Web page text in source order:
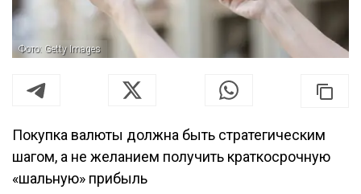
Фото: Getty Images
Покупка валюты должна быть стратегическим
шагом, а не желанием получить краткосрочную
«шальную» прибыль